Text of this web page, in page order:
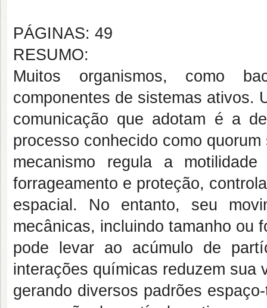
PÁGINAS: 49
RESUMO:
Muitos organismos, como
componentes de sistemas ativos.
comunicação que adotam é a
processo conhecido como
mecanismo regula a
forrageamento e proteção,
espacial. No entanto, seu
mecânicas, incluindo tamanho ou
pode levar ao acúmulo de
interações químicas reduzem sua
gerando diversos padrões